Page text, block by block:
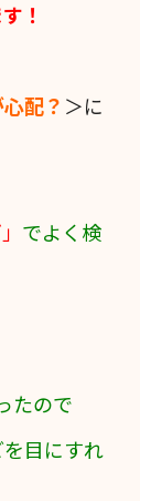
！
配？ ＞に
でよく検
たので
目にすれ